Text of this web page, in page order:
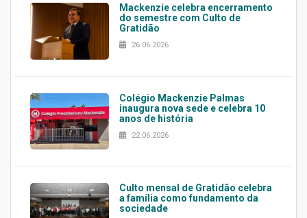
Mackenzie celebra encerramento
do semestre com Culto de
Gratidão
26.06.2026
Colégio Mackenzie Palmas
inaugura nova sede e celebra 10
anos de história
22.06.2026
Culto mensal de Gratidão celebra
a família como fundamento da
sociedade